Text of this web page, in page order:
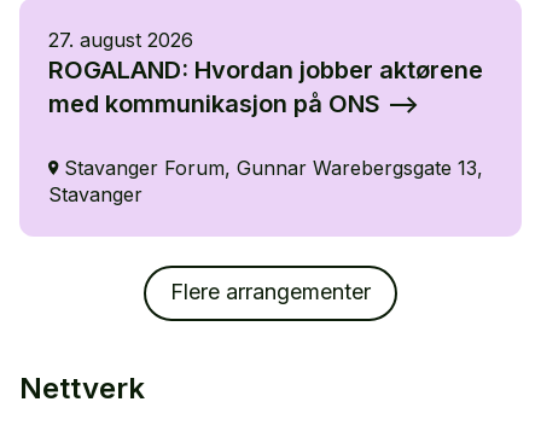
27. august 2026
ROGALAND: Hvordan jobber aktørene
med kommunikasjon på ONS
Stavanger Forum, Gunnar Warebergsgate 13,
Stavanger
Flere arrangementer
Nettverk